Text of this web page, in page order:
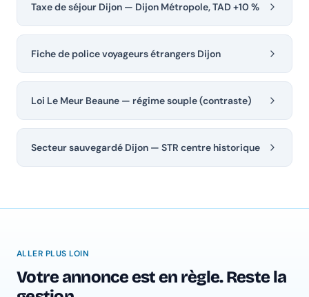
Taxe de séjour Dijon — Dijon Métropole, TAD +10 %
Fiche de police voyageurs étrangers Dijon
Loi Le Meur Beaune — régime souple (contraste)
Secteur sauvegardé Dijon — STR centre historique
ALLER PLUS LOIN
Votre annonce est en règle. Reste la